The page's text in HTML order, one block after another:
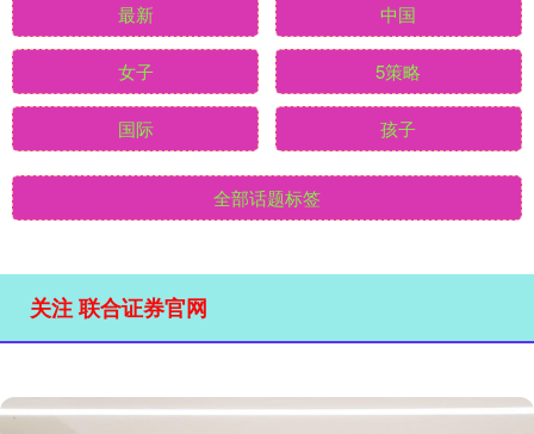
最新 中国
女子 5策略
国际 孩子
全部话题标签
关注 联合证券官网